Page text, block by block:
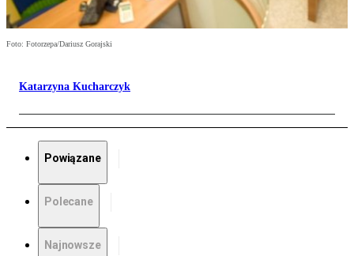
Foto: Fotorzepa/Dariusz Gorajski
Katarzyna Kucharczyk
Powiązane
Polecane
Najnowsze